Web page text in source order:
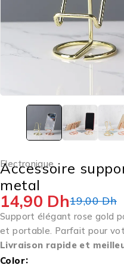
Electronique
Accessoire
metal
19,00Dh
14,90 Dh
Support élégant rose gold
et portable. Parfait pour
Livraison rapide et
Color